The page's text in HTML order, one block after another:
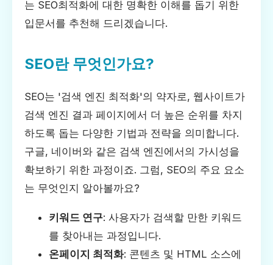
는 SEO최적화에 대한 명확한 이해를 돕기 위한
입문서를 추천해 드리겠습니다.
SEO란 무엇인가요?
SEO는 '검색 엔진 최적화'의 약자로, 웹사이트가
검색 엔진 결과 페이지에서 더 높은 순위를 차지
하도록 돕는 다양한 기법과 전략을 의미합니다.
구글, 네이버와 같은 검색 엔진에서의 가시성을
확보하기 위한 과정이죠. 그럼, SEO의 주요 요소
는 무엇인지 알아볼까요?
키워드 연구: 사용자가 검색할 만한 키워드
를 찾아내는 과정입니다.
온페이지 최적화: 콘텐츠 및 HTML 소스에